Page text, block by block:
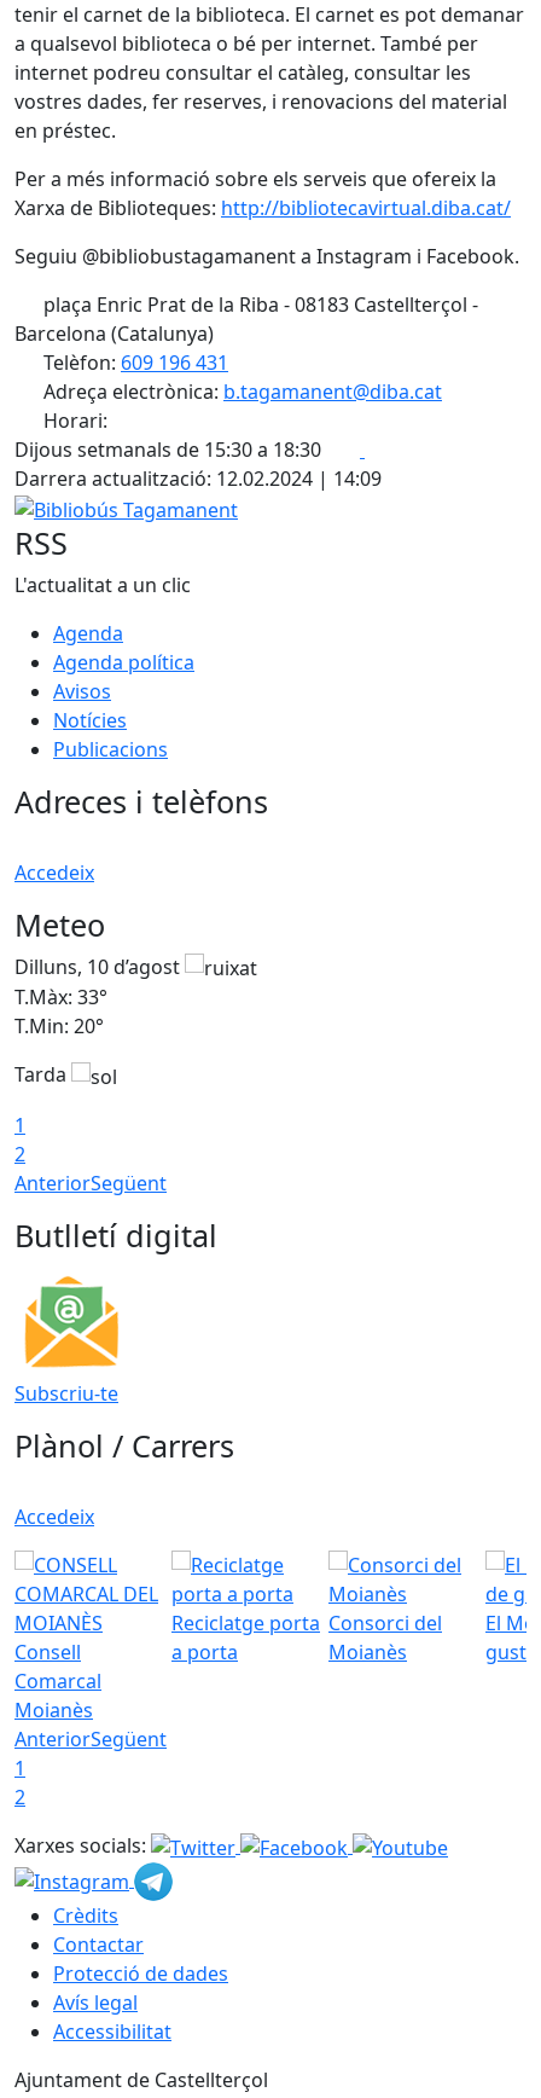
tenir el carnet de la biblioteca. El carnet es pot demanar
a qualsevol biblioteca o bé per internet. També per
internet podreu consultar el catàleg, consultar les
vostres dades, fer reserves, i renovacions del material
en préstec.
Per a més informació sobre els serveis que ofereix la
Xarxa de Biblioteques: http://bibliotecavirtual.diba.cat/
Seguiu @bibliobustagamanent a Instagram i Facebook.
plaça Enric Prat de la Riba - 08183 Castellterçol -
Barcelona (Catalunya)
Telèfon: 609 196 431
Adreça electrònica: b.tagamanent@diba.cat
Horari:
Dijous setmanals de 15:30 a 18:30
Darrera actualització: 12.02.2024 | 14:09
Bibliobús Tagamanent
RSS
L'actualitat a un clic
Agenda
Agenda política
Avisos
Notícies
Publicacions
Adreces i telèfons
Accedeix
Meteo
Dilluns, 10 d’agost
T.Màx: 33°
T.Min: 20°
Tarda
1
2
AnteriorSegüent
Butlletí digital
Subscriu-te
Plànol / Carrers
Accedeix
Consell
Comarcal
Moianès
Reciclatge porta
a porta
Consorci del
Moianès
El
gust
AnteriorSegüent
1
2
Xarxes socials:
Crèdits
Contactar
Protecció de dades
Avís legal
Accessibilitat
Ajuntament de Castellterçol